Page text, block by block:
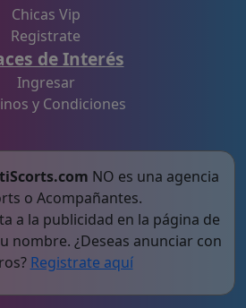
Chicas Vip
Registrate
de Interés
Ingresar
y Condiciones
NO es una agencia
o Acompañantes.
a la publicidad en la página de
nombre. ¿Deseas anunciar con
Registrate aquí